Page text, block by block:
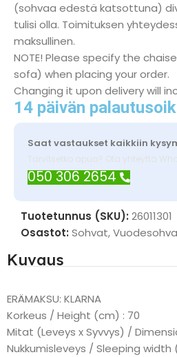
(sohvaa edestä katsottuna)
tulisi olla. Toimituksen
maksullinen.
NOTE! Please specify the
sofa) when placing your order.
Changing it upon delivery will
14 päivän
Saat vastaukset kaikkiin
Tarvitsetko apua? Ota yhteyttä
050 306 2654
Tuotetunnus (SKU): 26011301
Osastot: Sohvat,
Kuvaus
ERÄMAKSU: KLARNA
Korkeus / Height (cm) : 70
Mitat (Leveys x Syvvys) /
Nukkumisleveys / Sleeping width